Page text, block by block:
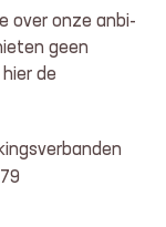
over onze anbi-
geen
de